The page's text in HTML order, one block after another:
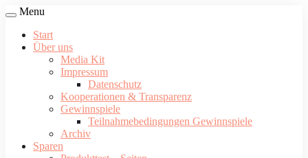
Menu
Start
Über uns
Media Kit
Impressum
Datenschutz
Kooperationen & Transparenz
Gewinnspiele
Teilnahmebedingungen Gewinnspiele
Archiv
Sparen